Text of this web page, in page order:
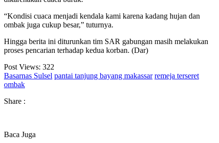
“Kondisi cuaca menjadi kendala kami karena kadang hujan dan
ombak juga cukup besar,” tuturnya.
Hingga berita ini diturunkan tim SAR gabungan masih melakukan
proses pencarian terhadap kedua korban. (Dar)
Post Views: 322
Basarnas Sulsel pantai tanjung bayang makassar remeja terseret
ombak
Share :
Baca Juga